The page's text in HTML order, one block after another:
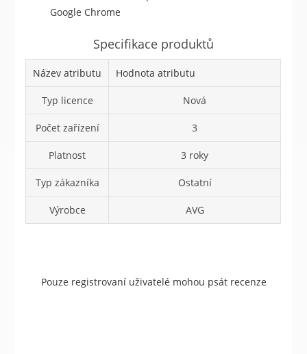
Google Chrome
Specifikace produktů
Název atributu Hodnota atributu
Typ licence Nová
Počet zařízení 3
Platnost 3 roky
Typ zákazníka Ostatní
Výrobce AVG
Pouze registrovaní uživatelé mohou psát recenze